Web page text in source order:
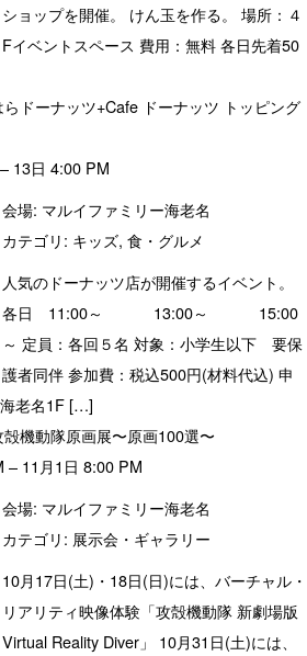
ショップを開催。 けん玉を作る。 場所：４
Fイベントスペース 費用：無料 各日先着50
ドーナッツ+Cafe ドーナッツ トッピング
– 13日 4:00 PM
会場: マルイファミリー海老名
カテゴリ: キッズ, 食・グルメ
人気のドーナッツ店が開催するイベント。
各日 11:00～ 13:00～ 15:00
～ 定員：各回５名 対象：小学生以下 要保
護者同伴 参加費：税込500円(材料代込) 申
海老名1F […]
機動隊原画展〜原画100選〜
– 11月1日 8:00 PM
会場: マルイファミリー海老名
カテゴリ: 展示会・ギャラリー
10月17日(土)・18日(日)には、バーチャル・
リアリティ映像体験「攻殻機動隊 新劇場版
Virtual Reality Diver」 10月31日(土)には、